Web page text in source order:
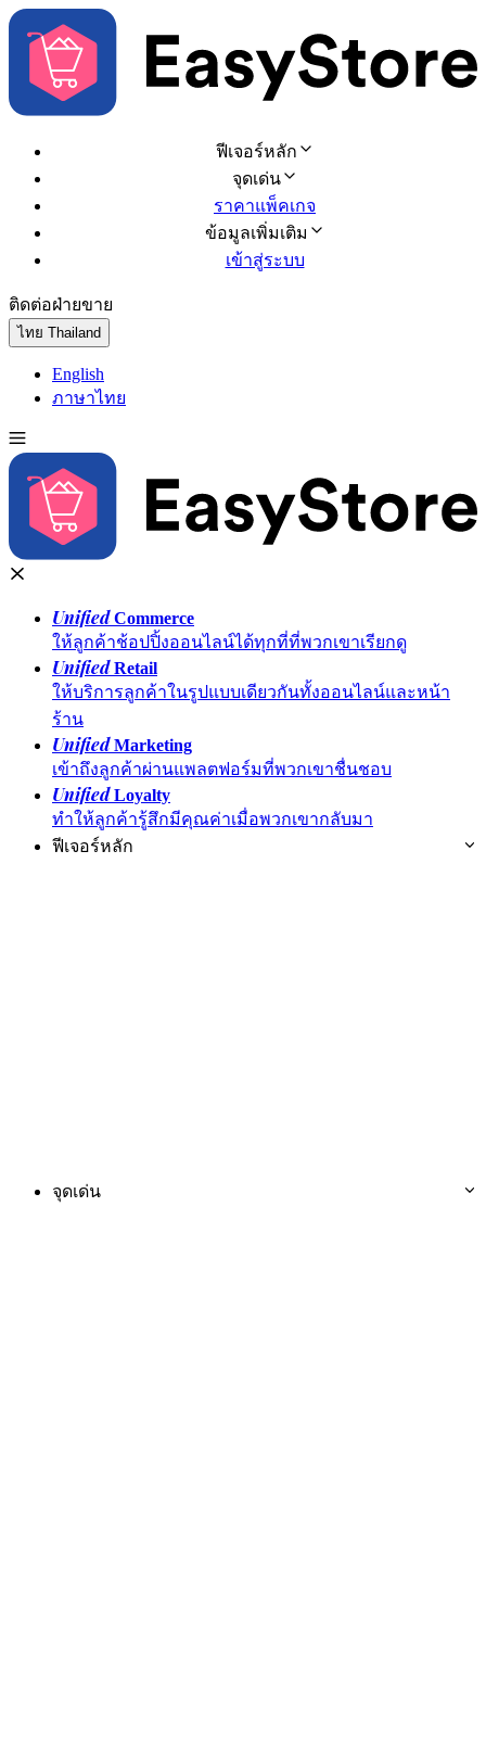
ฟีเจอร์หลัก
จุดเด่น
ราคาแพ็คเกจ
ข้อมูลเพิ่มเติม
เข้าสู่ระบบ
ติดต่อฝ่ายขาย
ไทย Thailand
English
ภาษาไทย
UnifiedCommerce
ให้ลูกค้าช้อปปิ้งออนไลน์ได้ทุกที่ที่พวกเขาเรียกดู
UnifiedRetail
ให้บริการลูกค้าในรูปแบบเดียวกันทั้งออนไลน์และหน้า
ร้าน
UnifiedMarketing
เข้าถึงลูกค้าผ่านแพลตฟอร์มที่พวกเขาชื่นชอบ
UnifiedLoyalty
ทำให้ลูกค้ารู้สึกมีคุณค่าเมื่อพวกเขากลับมา
ฟีเจอร์หลัก
จุดเด่น